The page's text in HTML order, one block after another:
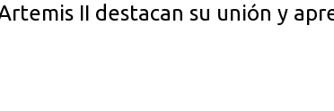
II destacan su unión y